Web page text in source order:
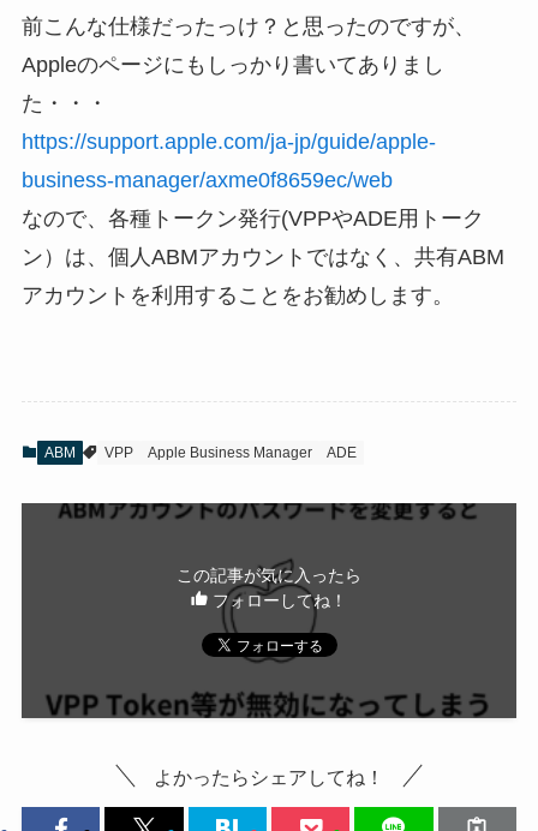
前こんな仕様だったっけ？と思ったのですが、
Appleのページにもしっかり書いてありまし
た・・・
https://support.apple.com/ja-jp/guide/apple-
business-manager/axme0f8659ec/web
なので、各種トークン発行(VPPやADE用トーク
ン）は、個人ABMアカウントではなく、共有ABM
アカウントを利用することをお勧めします。
ABM VPP Apple Business Manager ADE
この記事が気に入ったら
フォローしてね！
よかったらシェアしてね！